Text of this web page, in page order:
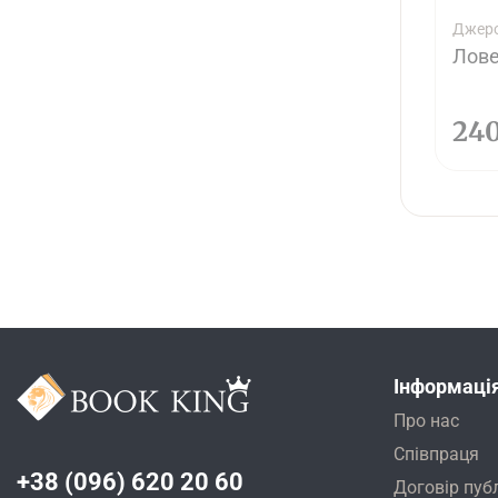
+38 (096) 620 20 60
Про нас
Співпраця
Договір